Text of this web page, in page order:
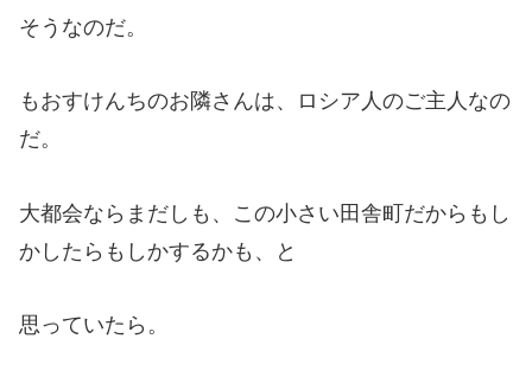
そうなのだ。
もおすけんちのお隣さんは、ロシア人のご主人なの
だ。
大都会ならまだしも、この小さい田舎町だからもし
かしたらもしかするかも、と
思っていたら。